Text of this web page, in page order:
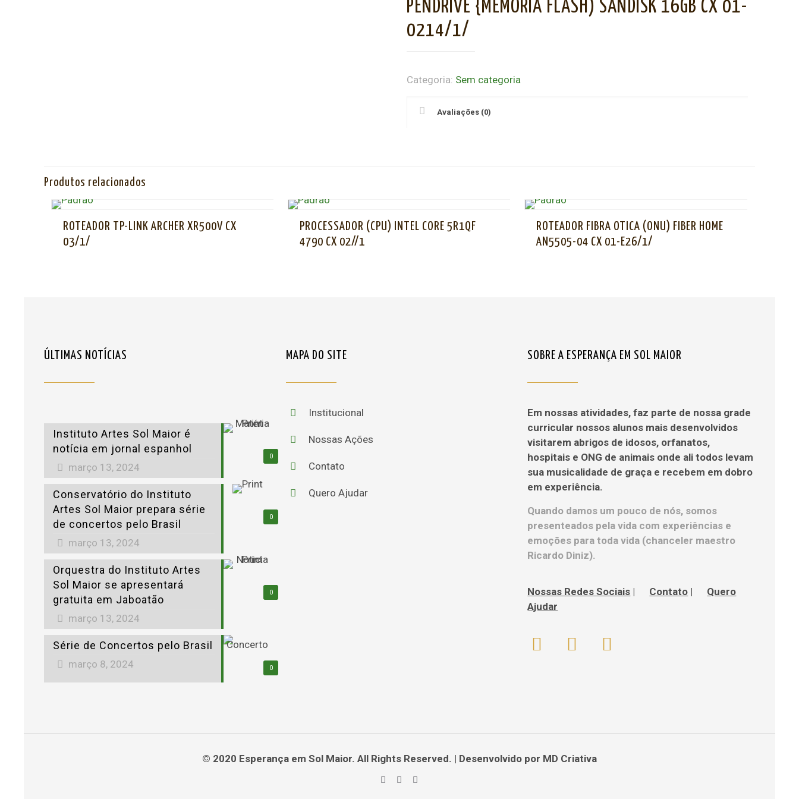
PENDRIVE {MEMORIA FLASH) SANDISK 16GB CX 01-
0214/1/
Categoria: Sem categoria
Avaliações (0)
Produtos relacionados
ROTEADOR TP-LINK ARCHER XR500V CX
03/1/
PROCESSADOR (CPU) INTEL CORE 5R1QF
4790 CX 02//1
ROTEADOR FIBRA OTICA (ONU) FIBER HOME
AN5505-04 CX 01-E26/1/
ÚLTIMAS NOTÍCIAS
0
Instituto Artes Sol Maior é
notícia em jornal espanhol
março 13, 2024
0
Conservatório do Instituto
Artes Sol Maior prepara série
de concertos pelo Brasil
março 13, 2024
0
Orquestra do Instituto Artes
Sol Maior se apresentará
gratuita em Jaboatão
março 13, 2024
0
Série de Concertos pelo Brasil
março 8, 2024
MAPA DO SITE
Institucional
Nossas Ações
Contato
Quero Ajudar
SOBRE A ESPERANÇA EM SOL MAIOR
Em nossas atividades, faz parte de nossa grade
curricular nossos alunos mais desenvolvidos
visitarem abrigos de idosos, orfanatos,
hospitais e ONG de animais onde ali todos levam
sua musicalidade de graça e recebem em dobro
em experiência.
Quando damos um pouco de nós, somos
presenteados pela vida com experiências e
emoções para toda vida (chanceler maestro
Ricardo Diniz).
Nossas Redes Sociais | Contato |
Quero
Ajudar
© 2020 Esperança em Sol Maior. All Rights Reserved. | Desenvolvido por MD Criativa